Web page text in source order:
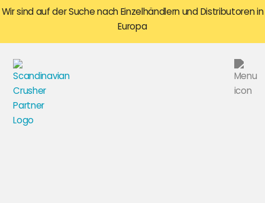
Wir sind auf der Suche nach Einzelhändlern und Distributoren in
Europa